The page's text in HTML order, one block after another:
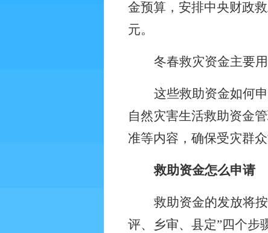
金预算，安排中央财政
元。
冬春救灾资金主要
这些救助资金如何
自然灾害生活救助资金
准等内容，确保受灾群众
救助资金怎么申请
救助资金的发放将
评、乡审、县定”四个步